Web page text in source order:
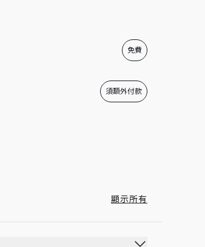
免費
須額外付款
顯示所有